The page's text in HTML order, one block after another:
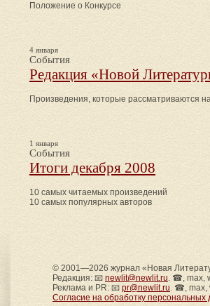
Положение о Конкурсе
4 января
События
Редакция «Новой
Произведения, которые рассматриваются
1 января
События
Итоги декабря 2008
10 самых читаемых произведений
10 самых популярных авторов
© 2001—2026 журнал «Новая
Редакция: 📧 newlit@newlit.ru. ☎, max,
Реклама и PR: 📧 pr@newlit.ru. ☎, max,
Согласие на обработку персональных